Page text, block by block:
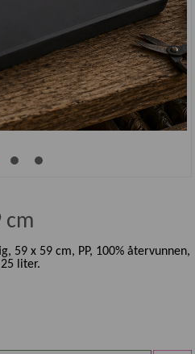
cm
59 x 59 cm, PP, 100% återvunnen,
liter.